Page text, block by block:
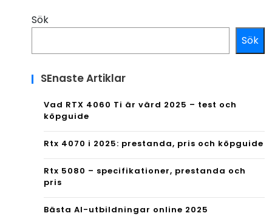
Sök
Sök
SEnaste Artiklar
Vad RTX 4060 Ti är värd 2025 – test och
köpguide
Rtx 4070 i 2025: prestanda, pris och köpguide
Rtx 5080 – specifikationer, prestanda och
pris
Bästa AI-utbildningar online 2025